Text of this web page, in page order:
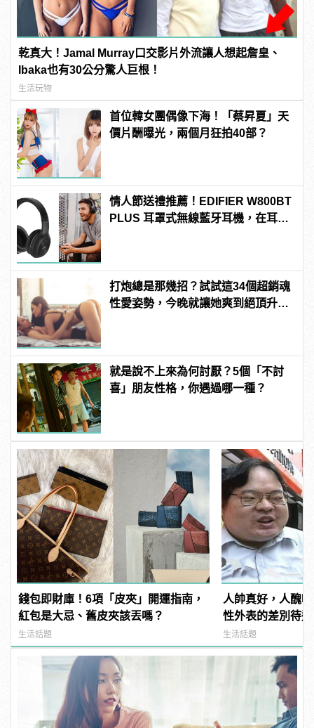
乾真大！Jamal Murray口交影片外流讓人想起詹皇、
Ibaka也有30公分驚人巨根！
生活玩物
首位韓女團偶像下海！「蔡昇夏」天
價片酬曝光，兩個月狂拍40部？
情人節送禮推薦！EDIFIER W800BT
PLUS 耳罩式無線藍牙耳機，在耳邊
打炮總是那幾招？試試這34個超銷魂
性愛姿勢，今晚就讓她爽到絕頂升
就是說不上來為何討厭？5個「不討
喜」朋友性格，你遇過哪一種？
錢包即財庫！6項「皮夾」開運指南，
紅包是大忌、舊皮夾該丟嗎？
生活話題
人帥真好，人醜
性外表的差別待
生活話題